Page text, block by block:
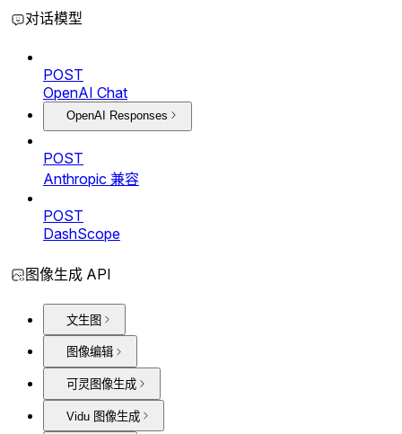
对话模型
POST
OpenAI Chat
OpenAI Responses
POST
Anthropic 兼容
POST
DashScope
图像生成 API
文生图
图像编辑
可灵图像生成
Vidu 图像生成